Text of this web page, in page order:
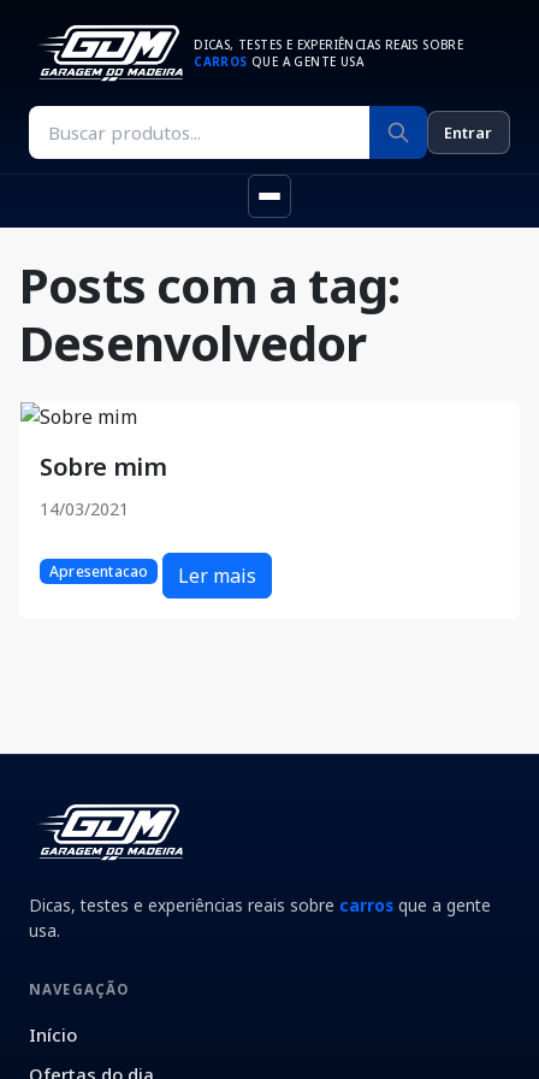
DICAS, TESTES E EXPERIÊNCIAS REAIS SOBRE
CARROS QUE A GENTE USA
Entrar
Posts com a tag:
Desenvolvedor
Sobre mim
14/03/2021
Apresentacao Ler mais
Dicas, testes e experiências reais sobre carros que a gente
usa.
NAVEGAÇÃO
Início
Ofertas do dia